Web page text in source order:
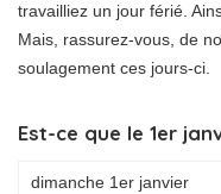
travailliez un jour férié.
Mais, rassurez-vous, de
soulagement ces jours-ci.
Est-ce que le 1er
dimanche 1er janvier